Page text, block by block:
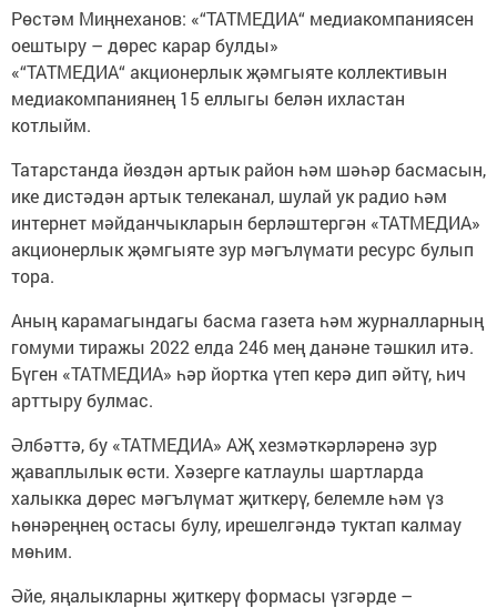
Рөстәм Миңнеханов: «“ТАТМЕДИА“ медиакомпаниясен
оештыру – дөрес карар булды»
«“ТАТМЕДИА“ акционерлык җәмгыяте коллективын
медиакомпаниянең 15 еллыгы белән ихластан
котлыйм.
Татарстанда йөздән артык район һәм шәһәр басмасын,
ике дистәдән артык телеканал, шулай ук радио һәм
интернет мәйданчыкларын берләштергән «ТАТМЕДИА»
акционерлык җәмгыяте зур мәгълүмати ресурс булып
тора.
Аның карамагындагы басма газета һәм журналларның
гомуми тиражы 2022 елда 246 мең данәне тәшкил итә.
Бүген «ТАТМЕДИА» һәр йортка үтеп керә дип әйтү, һич
арттыру булмас.
Әлбәттә, бу «ТАТМЕДИА» АҖ хезмәткәрләренә зур
җаваплылык өсти. Хәзерге катлаулы шартларда
халыкка дөрес мәгълүмат җиткерү, белемле һәм үз
һөнәреңнең остасы булу, ирешелгәндә туктап калмау
мөһим.
Әйе, яңалыкларны җиткерү формасы үзгәрде –